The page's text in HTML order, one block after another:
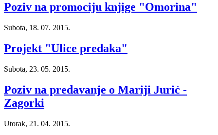
Poziv na promociju knjige "Omorina"
Subota, 18. 07. 2015.
Projekt "Ulice predaka"
Subota, 23. 05. 2015.
Poziv na predavanje o Mariji Jurić -
Zagorki
Utorak, 21. 04. 2015.